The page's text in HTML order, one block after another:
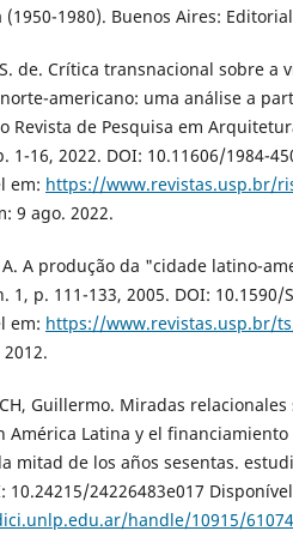
1980). Buenos Aires:
S. de. Crítica transnacional sobre
americano: uma análise a
Revista de Pesquisa em
1-16, 2022. DOI: 10.11606/1984-
em: https://www.revistas.usp.br/
9 ago. 2022.
A. A produção da "cidade latino-
1, p. 111-133, 2005. DOI: 10.1590/
em: https://www.revistas.usp.br/
Guillermo. Miradas
América Latina y el
mitad de los años sesentas.
10.24215/24226483e017
handle/10915/61074